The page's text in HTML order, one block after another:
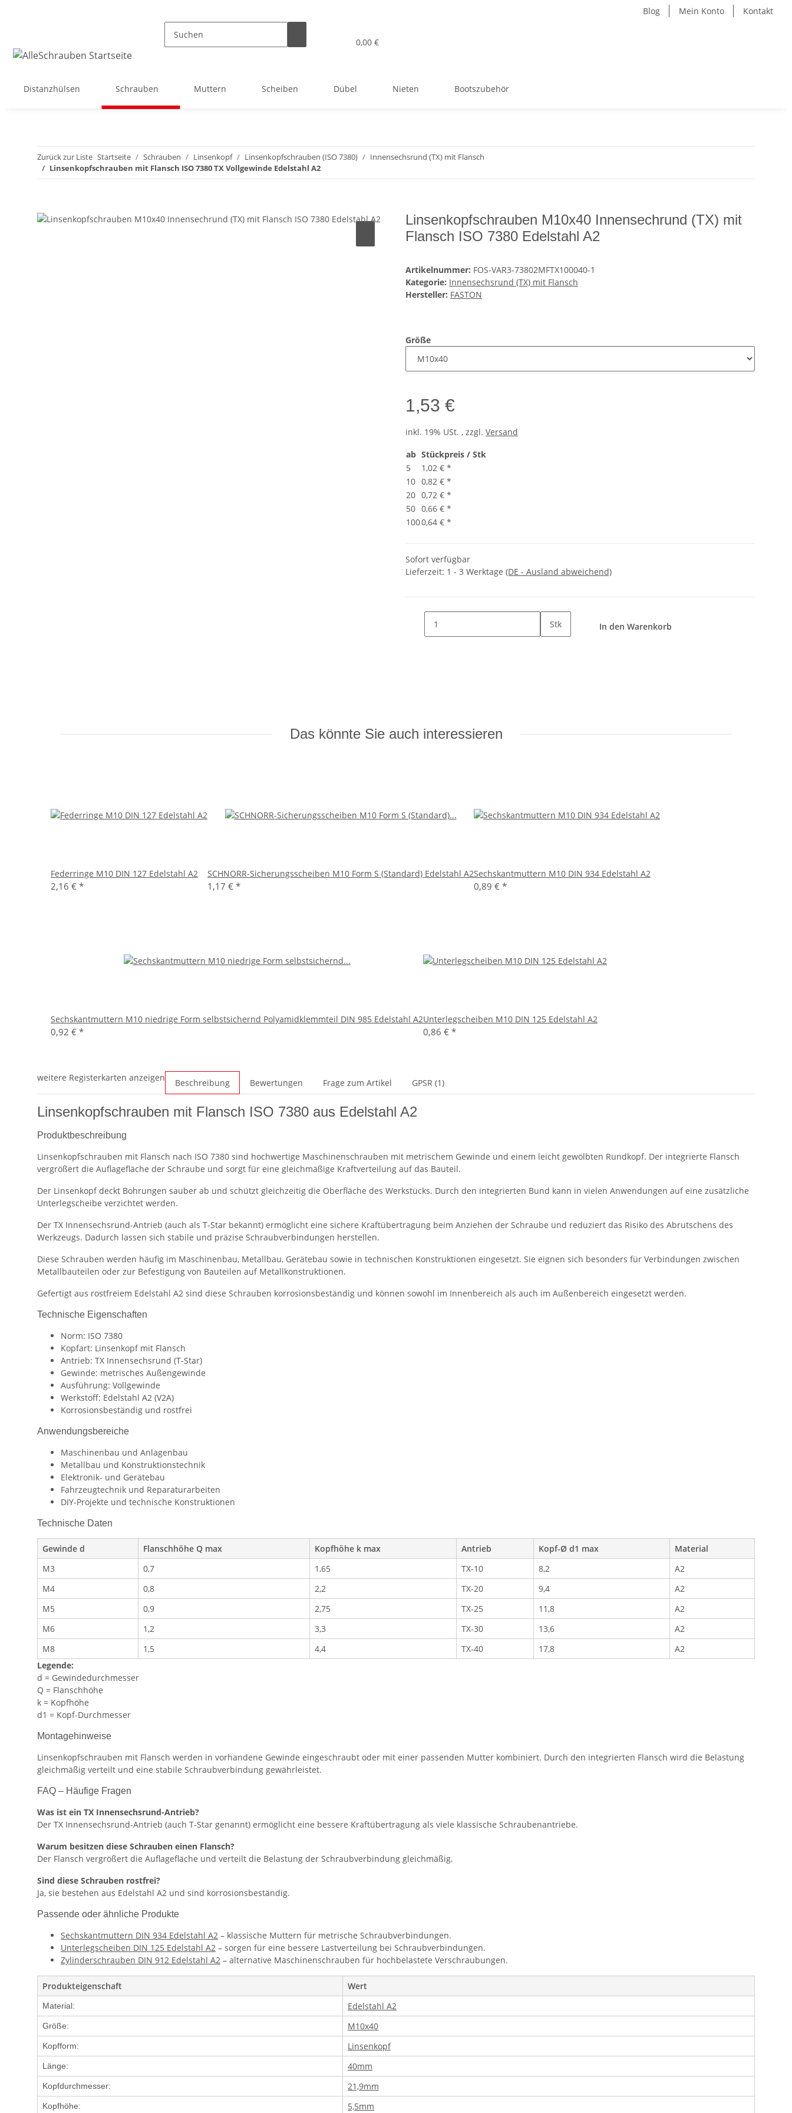
Blog Mein Konto Kontakt
0,00 €
Distanzhülsen Schrauben Muttern Scheiben Dübel Nieten Bootszubehör
Zurück zur Liste Startseite Schrauben Linsenkopf Linsenkopfschrauben (ISO 7380)
Innensechsrund (TX) mit Flansch
Linsenkopfschrauben mit Flansch ISO 7380 TX Vollgewinde Edelstahl A2
Linsenkopfschrauben M10x40 Innensechrund (TX) mit
Flansch ISO 7380 Edelstahl A2
Artikelnummer: FOS-VAR3-73802MFTX100040-1
Kategorie: Innensechsrund (TX) mit Flansch
Hersteller: FASTON
Größe
1,53 €
inkl. 19% USt. , zzgl. Versand
ab Stückpreis / Stk
5
1,02 € *
10 0,82 € *
20 0,72 € *
50 0,66 € *
1000,64 € *
Sofort verfügbar
Lieferzeit: 1 - 3 Werktage (DE - Ausland abweichend)
Stk In den Warenkorb
Das könnte Sie auch interessieren
Federringe M10 DIN 127 Edelstahl A2
2,16 € *
SCHNORR-Sicherungsscheiben M10 Form S (Standard) Edelstahl A2
1,17 € *
Sechskantmuttern M10 DIN 934 Edelstahl A2
0,89 € *
Sechskantmuttern M10 niedrige Form selbstsichernd Polyamidklemmteil DIN 985 Edelstahl A2
0,92 € *
Unterlegscheiben M10 DIN 125 Edelstahl A2
0,86 € *
weitere Registerkarten anzeigen Beschreibung Bewertungen Frage zum Artikel GPSR (1)
Linsenkopfschrauben mit Flansch ISO 7380 aus Edelstahl A2
Produktbeschreibung
Linsenkopfschrauben mit Flansch nach ISO 7380 sind hochwertige Maschinenschrauben mit metrischem Gewinde und einem leicht gewölbten Rundkopf. Der integrierte Flansch
vergrößert die Auflagefläche der Schraube und sorgt für eine gleichmäßige Kraftverteilung auf das Bauteil.
Der Linsenkopf deckt Bohrungen sauber ab und schützt gleichzeitig die Oberfläche des Werkstücks. Durch den integrierten Bund kann in vielen Anwendungen auf eine zusätzliche
Unterlegscheibe verzichtet werden.
Der TX Innensechsrund-Antrieb (auch als T-Star bekannt) ermöglicht eine sichere Kraftübertragung beim Anziehen der Schraube und reduziert das Risiko des Abrutschens des
Werkzeugs. Dadurch lassen sich stabile und präzise Schraubverbindungen herstellen.
Diese Schrauben werden häufig im Maschinenbau, Metallbau, Gerätebau sowie in technischen Konstruktionen eingesetzt. Sie eignen sich besonders für Verbindungen zwischen
Metallbauteilen oder zur Befestigung von Bauteilen auf Metallkonstruktionen.
Gefertigt aus rostfreiem Edelstahl A2 sind diese Schrauben korrosionsbeständig und können sowohl im Innenbereich als auch im Außenbereich eingesetzt werden.
Technische Eigenschaften
Norm: ISO 7380
Kopfart: Linsenkopf mit Flansch
Antrieb: TX Innensechsrund (T-Star)
Gewinde: metrisches Außengewinde
Ausführung: Vollgewinde
Werkstoff: Edelstahl A2 (V2A)
Korrosionsbeständig und rostfrei
Anwendungsbereiche
Maschinenbau und Anlagenbau
Metallbau und Konstruktionstechnik
Elektronik- und Gerätebau
Fahrzeugtechnik und Reparaturarbeiten
DIY-Projekte und technische Konstruktionen
Technische Daten
Gewinde d Flanschhöhe Q max Kopfhöhe k max Antrieb Kopf-Ø d1 max
Material
M3
0,7 1,65 TX-10 8,2
A2
M4
0,8 2,2 TX-20 9,4
A2
M5
0,9 2,75 TX-25 11,8
A2
M6
1,2 3,3 TX-30 13,6
A2
M8
1,5 4,4 TX-40 17,8
A2
Legende:
d = Gewindedurchmesser
Q = Flanschhöhe
k = Kopfhöhe
d1 = Kopf-Durchmesser
Montagehinweise
Linsenkopfschrauben mit Flansch werden in vorhandene Gewinde eingeschraubt oder mit einer passenden Mutter kombiniert. Durch den integrierten Flansch wird die Belastung
gleichmäßig verteilt und eine stabile Schraubverbindung gewährleistet.
FAQ – Häufige Fragen
Was ist ein TX Innensechsrund-Antrieb?
Der TX Innensechsrund-Antrieb (auch T-Star genannt) ermöglicht eine bessere Kraftübertragung als viele klassische Schraubenantriebe.
Warum besitzen diese Schrauben einen Flansch?
Der Flansch vergrößert die Auflagefläche und verteilt die Belastung der Schraubverbindung gleichmäßig.
Sind diese Schrauben rostfrei?
Ja, sie bestehen aus Edelstahl A2 und sind korrosionsbeständig.
Passende oder ähnliche Produkte
Sechskantmuttern DIN 934 Edelstahl A2 – klassische Muttern für metrische Schraubverbindungen.
Unterlegscheiben DIN 125 Edelstahl A2 – sorgen für eine bessere Lastverteilung bei Schraubverbindungen.
Zylinderschrauben DIN 912 Edelstahl A2 – alternative Maschinenschrauben für hochbelastete Verschraubungen.
Produkteigenschaft Wert
Material: Edelstahl A2
Größe: M10x40
Kopfform: Linsenkopf
Länge: 40mm
Kopfdurchmesser: 21,9mm
Kopfhöhe: 5,5mm